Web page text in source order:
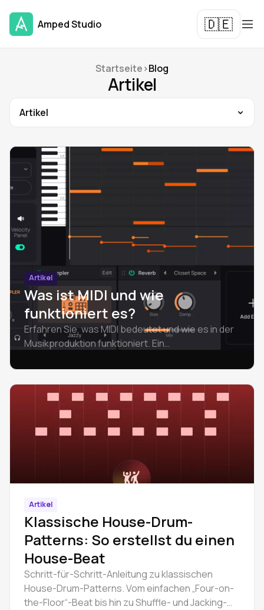
Amped Studio 🇩🇪
Startseite>Blog
Artikel
Artikel
Was ist MIDI und wie
funktioniert es?
Erfahren Sie, was MIDI bedeutet und wie es in der
Musikproduktion funktioniert. Ein
Grundlagen von MIDI, zum Unterschied zwischen
Audio und MIDI, zu MIDI-Dateien und zu den ersten
Schritten.
Artikel
Klassische House-Drum-
Patterns: So erstellst du einen
House-Beat
Schritt-für-Schritt-Anleitung zu klassischen
House-Drum-Patterns. Vom einfachen „Four-on-
the-Floor“-Beat bis hin zu Shuffle- und Jacking-